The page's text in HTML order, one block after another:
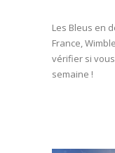
Les Bleus en
France,
vérifier si
semaine !